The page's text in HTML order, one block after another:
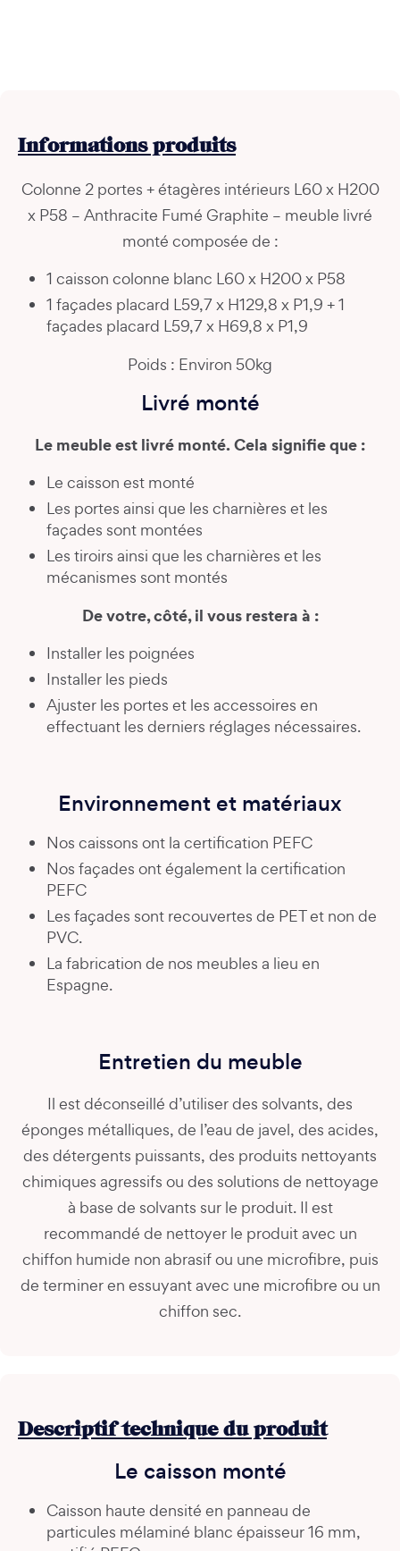
Informationsproduits
Colonne 2 portes + étagères intérieurs L60 x H200
x P58 – Anthracite Fumé Graphite – meuble livré
monté composée de :
1 caisson colonne blanc L60 x H200 x P58
1 façades placard L59,7 x H129,8 x P1,9 + 1
façades placard L59,7 x H69,8 x P1,9
Poids : Environ 50kg
Livré monté
Le meuble est livré monté. Cela signifie que :
Le caisson est monté
Les portes ainsi que les charnières et les
façades sont montées
Les tiroirs ainsi que les charnières et les
mécanismes sont montés
De votre, côté, il vous restera à :
Installer les poignées
Installer les pieds
Ajuster les portes et les accessoires en
effectuant les derniers réglages nécessaires.
Environnement et matériaux
Nos caissons ont la certification PEFC
Nos façades ont également la certification
PEFC
Les façades sont recouvertes de PET et non de
PVC.
La fabrication de nos meubles a lieu en
Espagne.
Entretien du meuble
Il est déconseillé d’utiliser des solvants, des
éponges métalliques, de l’eau de javel, des acides,
des détergents puissants, des produits nettoyants
chimiques agressifs ou des solutions de nettoyage
à base de solvants sur le produit. Il est
recommandé de nettoyer le produit avec un
chiffon humide non abrasif ou une microfibre, puis
de terminer en essuyant avec une microfibre ou un
chiffon sec.
Descriptif technique du produit
Le caisson monté
Caisson haute densité en panneau de
particules mélaminé blanc épaisseur 16 mm,